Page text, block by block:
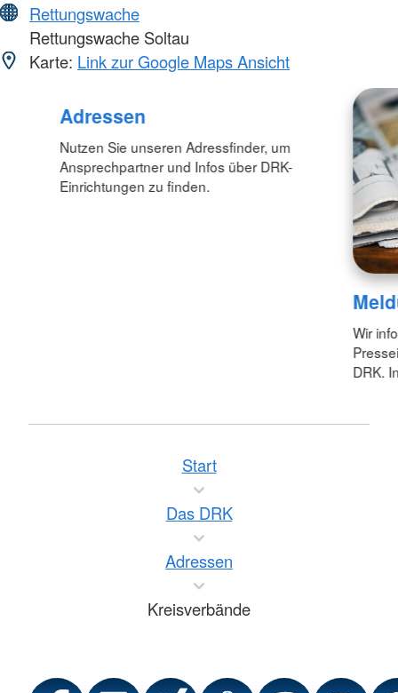
Rettungswache
Rettungswache Soltau
Karte: Link zur Google Maps Ansicht
Adressen
Nutzen Sie unseren Adressfinder, um
Ansprechpartner und Infos über DRK-
Einrichtungen zu finden.
Wir
DRK.
Start
Das DRK
Adressen
Kreisverbände